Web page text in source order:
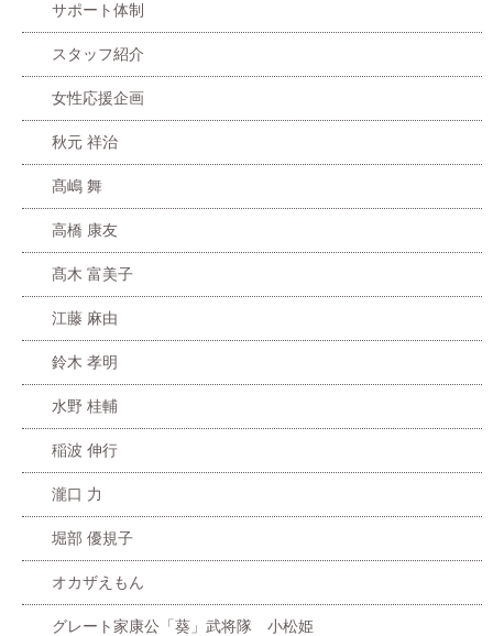
サポート体制
スタッフ紹介
女性応援企画
秋元 祥治
髙嶋 舞
高橋 康友
髙木 富美子
江藤 麻由
鈴木 孝明
水野 桂輔
稲波 伸行
瀧口 力
堀部 優規子
オカザえもん
グレート家康公「葵」武将隊 小松姫